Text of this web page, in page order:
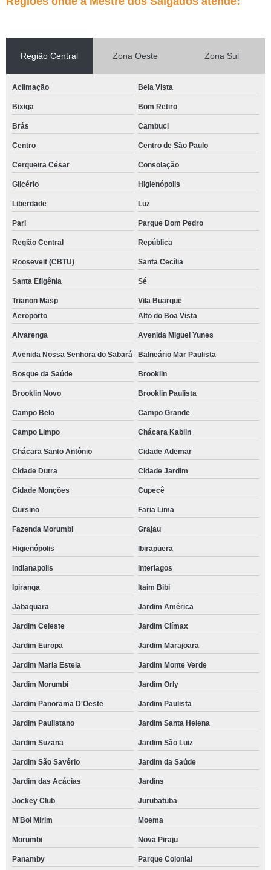
Região Central Zona Oeste Zona Sul
Aclimação Bela Vista
Bixiga Bom Retiro
Brás Cambuci
Centro Centro de São Paulo
Cerqueira César Consolação
Glicério Higienópolis
Liberdade Luz
Pari Parque Dom Pedro
Região Central República
Roosevelt (CBTU) Santa Cecília
Santa Efigênia Sé
Trianon Masp
Vila Buarque
Aeroporto
Alto do Boa Vista
Alvarenga Avenida Miguel Yunes
Avenida Nossa Senhora do Sabará Balneário Mar Paulista
Bosque da Saúde Brooklin
Brooklin Novo Brooklin Paulista
Campo Belo Campo Grande
Campo Limpo Chácara Kablin
Chácara Santo Antônio Cidade Ademar
Cidade Dutra Cidade Jardim
Cidade Monções Cupecê
Cursino Faria Lima
Fazenda Morumbi Grajau
Higienópolis Ibirapuera
Indianapolis Interlagos
Ipiranga Itaim Bibi
Jabaquara Jardim América
Jardim Celeste Jardim Clímax
Jardim Europa Jardim Marajoara
Jardim Maria Estela Jardim Monte Verde
Jardim Morumbi Jardim Orly
Jardim Panorama D'Oeste Jardim Paulista
Jardim Paulistano Jardim Santa Helena
Jardim Suzana Jardim São Luiz
Jardim São Savério Jardim da Saúde
Jardim das Acácias Jardins
Jockey Club Jurubatuba
M'Boi Mirim Moema
Morumbi Nova Piraju
Panamby Parque Colonial